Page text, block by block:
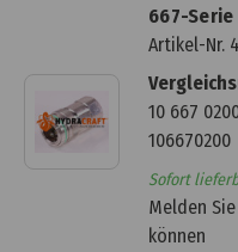
667-Serie
Artikel-Nr.
10 667
106670200
Sofort
Melden
können